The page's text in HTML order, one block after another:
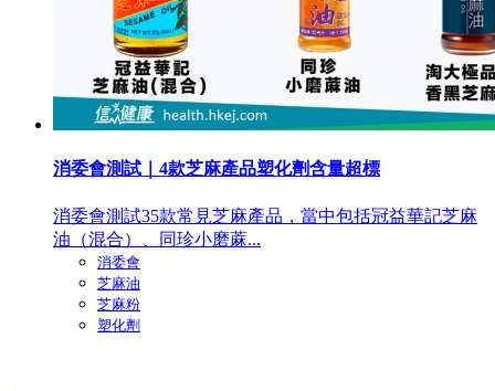
消委會測試｜4款芝麻產品塑化劑含量超標
消委會測試35款常見芝麻產品，當中包括冠益華記芝麻
油（混合）、同珍小磨蔴...
消委會
芝麻油
芝麻粉
塑化劑